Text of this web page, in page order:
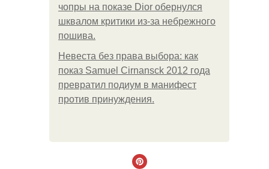
чопры на показе Dior обернулся
шквалом критики из-за небрежного
пошива.
Невеста без права выбора: как
показ Samuel Cirnansck 2012 года
превратил подиум в манифест
против принуждения.